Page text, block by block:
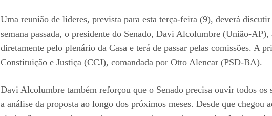
Uma reunião de líderes, prevista para esta terça-feira (9), deverá
semana passada, o presidente do Senado, Davi Alcolumbre (União-
diretamente pelo plenário da Casa e terá de passar pelas comissões. A
Constituição e Justiça (CCJ), comandada por Otto Alencar (PSD-BA).
Davi Alcolumbre também reforçou que o Senado precisa ouvir todos os
a análise da proposta ao longo dos próximos meses. Desde que chegou